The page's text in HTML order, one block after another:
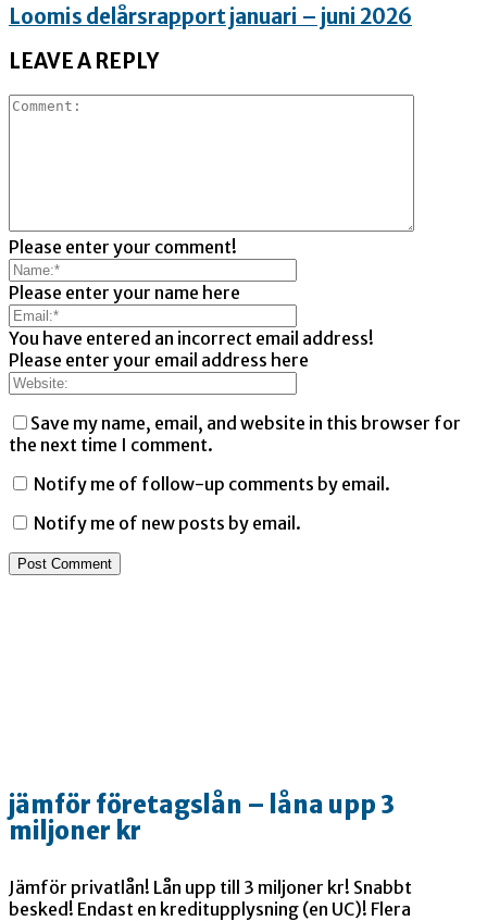
Loomis delårsrapport januari – juni 2026
LEAVE A REPLY
Please enter your comment!
Please enter your name here
You have entered an incorrect email address!
Please enter your email address here
Save my name, email, and website in this browser for
the next time I comment.
Notify me of follow-up comments by email.
Notify me of new posts by email.
jämför företagslån – låna upp 3
miljoner kr
Jämför privatlån! Lån upp till 3 miljoner kr! Snabbt
besked! Endast en kreditupplysning (en UC)! Flera